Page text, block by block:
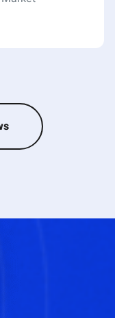
het gebouw.
met btw.
van vijf
belaste